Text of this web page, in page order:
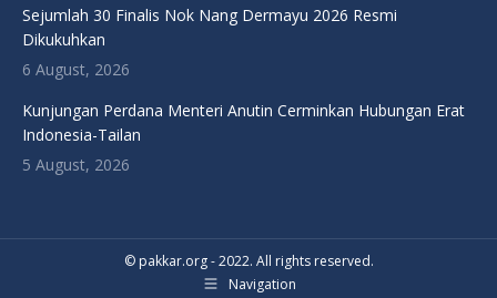
Sejumlah 30 Finalis Nok Nang Dermayu 2026 Resmi
Dikukuhkan
6 August, 2026
Kunjungan Perdana Menteri Anutin Cerminkan Hubungan Erat
Indonesia-Tailan
5 August, 2026
© pakkar.org - 2022. All rights reserved.
Navigation